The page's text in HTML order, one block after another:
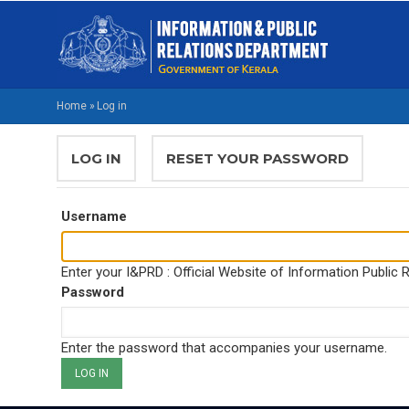
BREADCRUMB
Home » Log in
PRIMARY
TABS
LOG IN (ACTIVERESET YOUR PASSWORD
Username
Enter your I&PRD : Official Website of Information Public
Password
Enter the password that accompanies your username.